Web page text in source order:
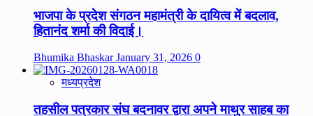
भाजपा के प्रदेश संगठन महामंत्री के दायित्व में बदलाव,
हितानंद शर्मा की विदाई।
Bhumika BhaskarJanuary 31, 2026 0
मध्यप्रदेश
तहसील पत्रकार संघ बदनावर द्वारा अपने माथुर साहब का